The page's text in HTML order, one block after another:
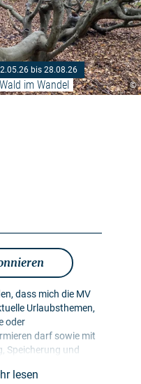
©
bis 28.08.26
Wald im Wandel
dass mich die MV
oder
darf sowie mit
Speicherung und
und Klickraten in
der Gestaltung
lesen